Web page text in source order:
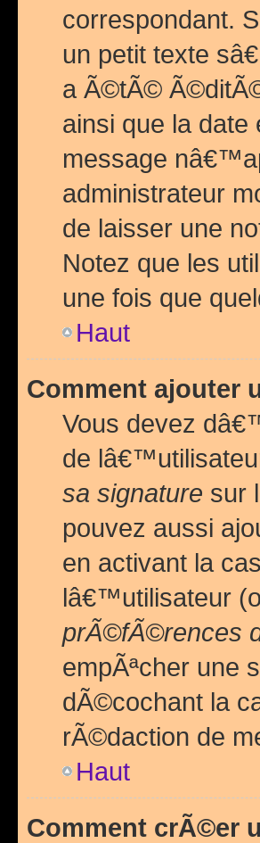
correspondant.
un petit texte
a Ã©tÃ©
ainsi que la
message
administrateur
de laisser une
Notez que les
une fois que
Haut
Comment ajouter
Vous devez
de
sa signature sur
pouvez aussi
en activant la
lâ€™utilisateur
prÃ©fÃ©rences
empÃªcher une
dÃ©cochant la
rÃ©daction de
Haut
Comment crÃ©er